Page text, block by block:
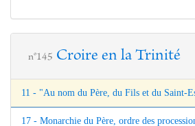
n°145 Croire en la Trinité
11 - "Au nom du Père, du Fils et du Saint-
17 - Monarchie du Père, ordre des